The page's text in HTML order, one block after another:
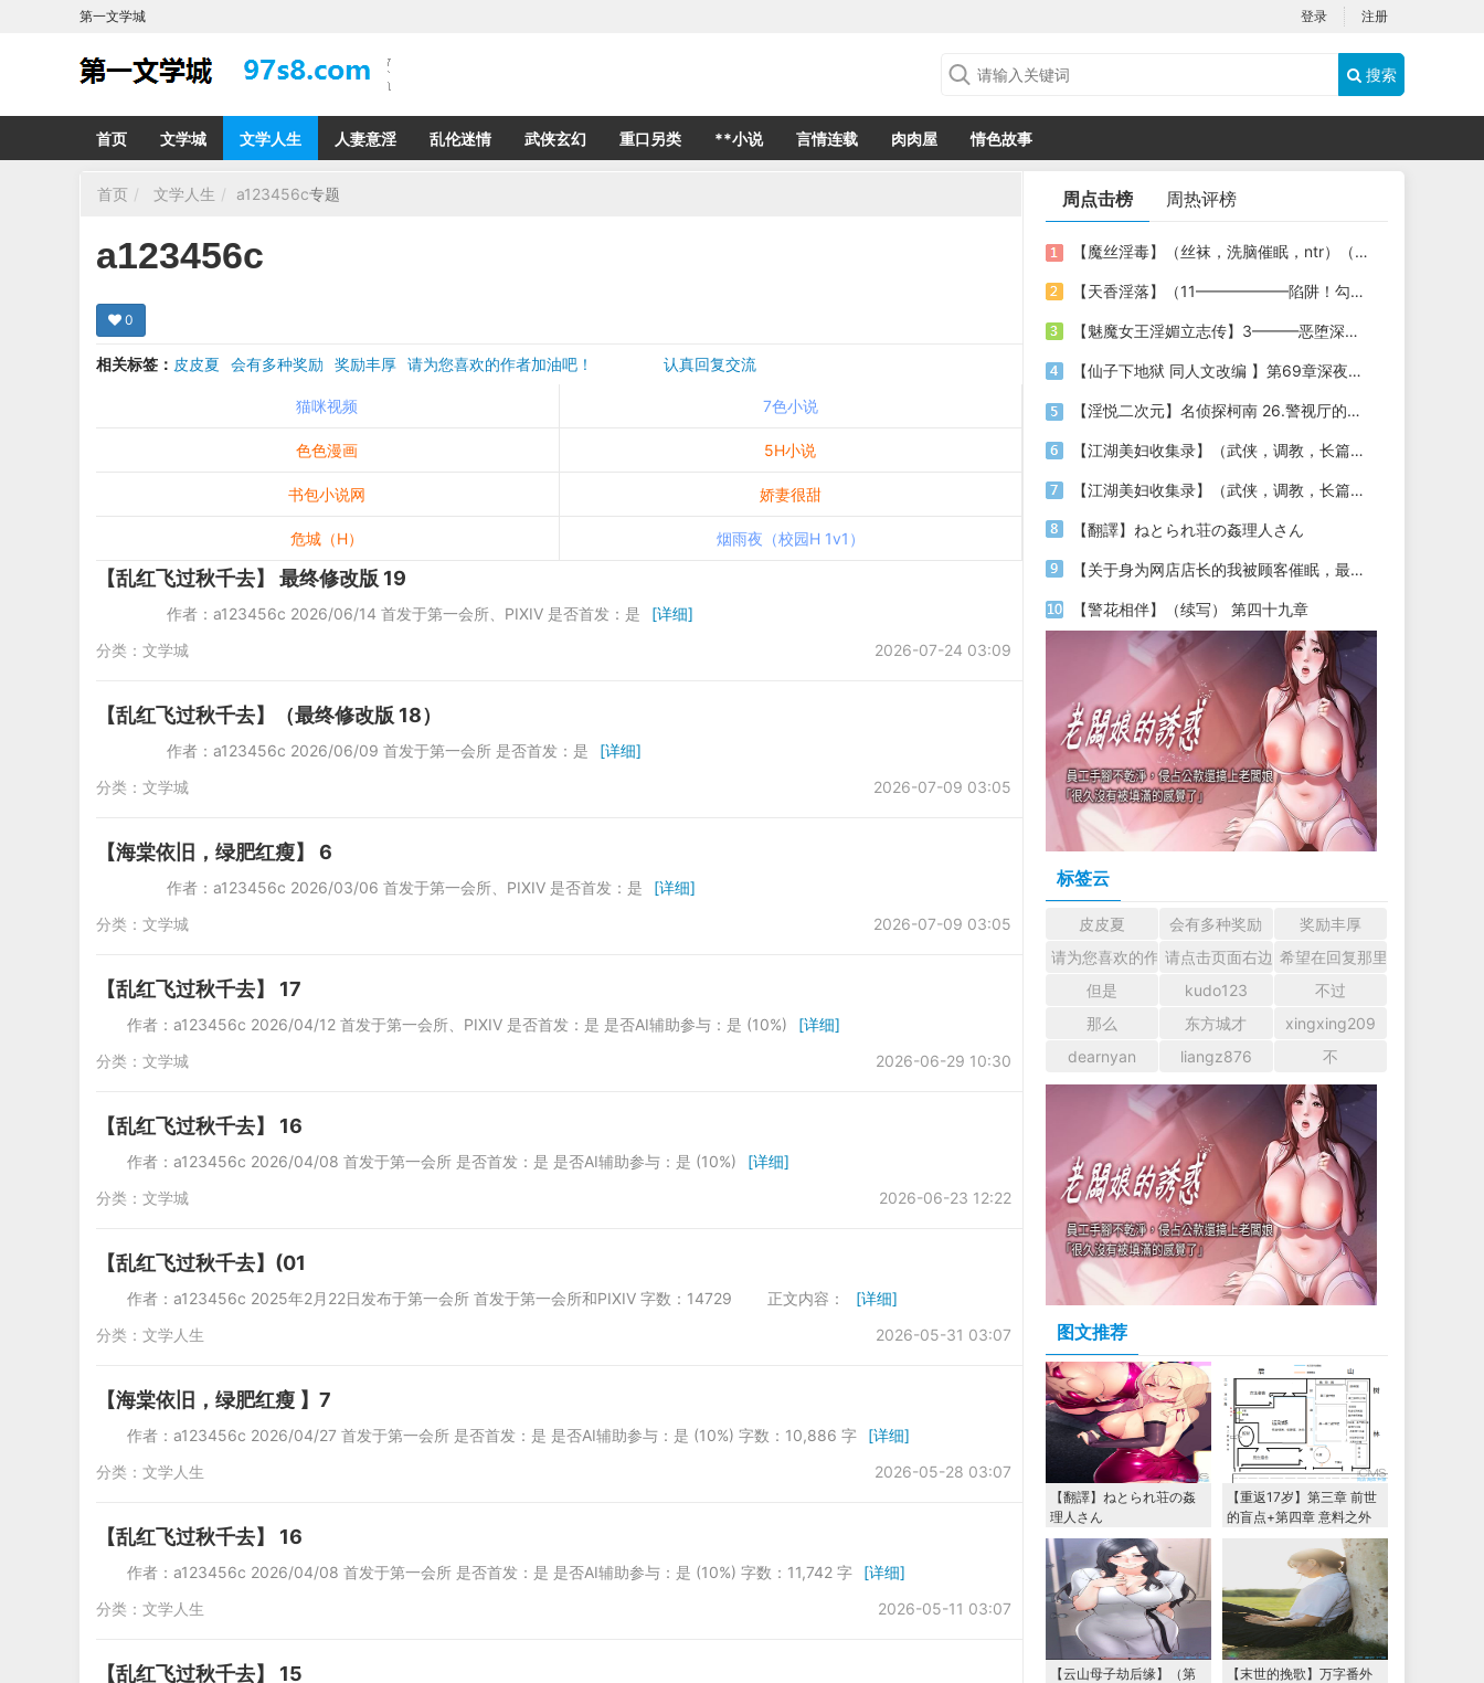
第一文学城 登录 注册
搜索
首页 文学城 文学人生 人妻意淫 乱伦迷情 武侠玄幻 重口另类 **小说 言情连载 肉肉屋 情色故事
首页 文学人生 a123456c专题
a123456c
0
相关标签： 皮皮夏 会有多种奖励 奖励丰厚 请为您喜欢的作者加油吧！ 认真回复交流
猫咪视频
7色小说
色色漫画 5H小说
书包小说网 娇妻很甜
危城（H） 烟雨夜（校园H 1v1）
【乱红飞过秋千去】 最终修改版 19
作者：a123456c 2026/06/14 首发于第一会所、PIXIV 是否首发：是
[详细]
2026-07-24 03:09
分类： 文学城
【乱红飞过秋千去】（最终修改版 18）
作者：a123456c 2026/06/09 首发于第一会所 是否首发：是
[详细]
2026-07-09 03:05
分类： 文学城
【海棠依旧，绿肥红瘦】 6
作者：a123456c 2026/03/06 首发于第一会所、PIXIV 是否首发：是
[详细]
2026-07-09 03:05
分类： 文学城
【乱红飞过秋千去】 17
作者：a123456c 2026/04/12 首发于第一会所、PIXIV 是否首发：是 是否AI辅助参与：是 (10%)
[详细]
2026-06-29 10:30
分类： 文学城
【乱红飞过秋千去】 16
作者：a123456c 2026/04/08 首发于第一会所 是否首发：是 是否AI辅助参与：是 (10%)
[详细]
2026-06-23 12:22
分类： 文学城
【乱红飞过秋千去】(01
作者：a123456c 2025年2月22日发布于第一会所 首发于第一会所和PIXIV 字数：14729 正文内容：
[详细]
2026-05-31 03:07
分类： 文学人生
【海棠依旧，绿肥红瘦 】7
作者：a123456c 2026/04/27 首发于第一会所 是否首发：是 是否AI辅助参与：是 (10%) 字数：10,886 字
[详细]
2026-05-28 03:07
分类： 文学人生
【乱红飞过秋千去】 16
作者：a123456c 2026/04/08 首发于第一会所 是否首发：是 是否AI辅助参与：是 (10%) 字数：11,742 字
[详细]
2026-05-11 03:07
分类： 文学人生
【乱红飞过秋千去】 15
周点击榜 周热评榜
【魔丝淫毒】（丝袜，洗脑催眠，ntr）（24）（我不想）
【天香淫落】（11——————陷阱！勾结的警局调教（下））
【魅魔女王淫媚立志传】3———恶堕深渊的开端
【仙子下地狱 同人文改编 】第69章深夜窥淫戏 交心与交性(二)(纯爱+各种情趣玩法)
【淫悦二次元】名侦探柯南 26.警视厅的隐藏淫娃
【江湖美妇收集录】（武侠，调教，长篇）（6）（师娘篇）
【江湖美妇收集录】（武侠，调教，长篇）（13）（下山历练篇）
【翻譯】ねとられ荘の姦理人さん
【关于身为网店店长的我被顾客催眠，最终堕落为丝袜发情母狗这件事】（18～20）
【警花相伴】（续写） 第四十九章
标签云
皮皮夏 会有多种奖励
奖励丰厚
请为您喜欢的作者加油吧！ 认真回复交流
请点击页面右边的小手图标支持楼主。
希望在回复那里留下您的
但是
kudo123
不过
那么
东方城才
xingxing209
dearnyan
liangz876 不
图文推荐
【翻譯】ねとられ荘の姦
理人さん
【重返17岁】第三章 前世
的盲点+第四章 意料之外
的相认+番外篇（本文为女
主第一视角，两万字更
【云山母子劫后缘】（第
【末世的挽歌】万字番外